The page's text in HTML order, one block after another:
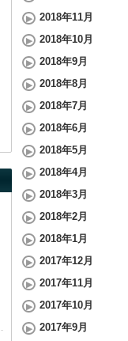
2018年11月
2018年10月
2018年9月
2018年8月
2018年7月
2018年6月
2018年5月
2018年4月
2018年3月
2018年2月
2018年1月
2017年12月
2017年11月
2017年10月
2017年9月